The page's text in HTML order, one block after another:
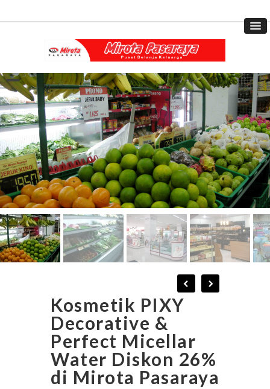
Kosmetik PIXY
Decorative &
Perfect Micellar
Water Diskon 26%
di Mirota Pasaraya